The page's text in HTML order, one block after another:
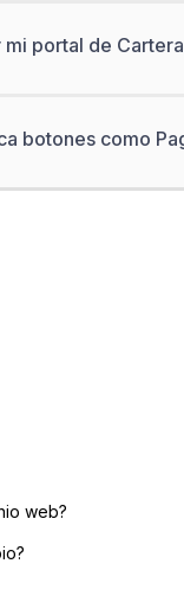
portal de
botones como
web?